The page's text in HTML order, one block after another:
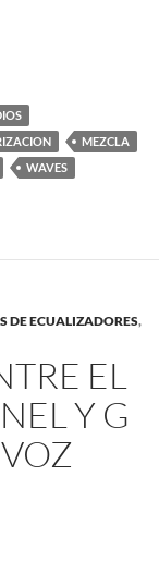
MEZCLA
WAVES
DE ECUALIZADORES,
EL
Y G